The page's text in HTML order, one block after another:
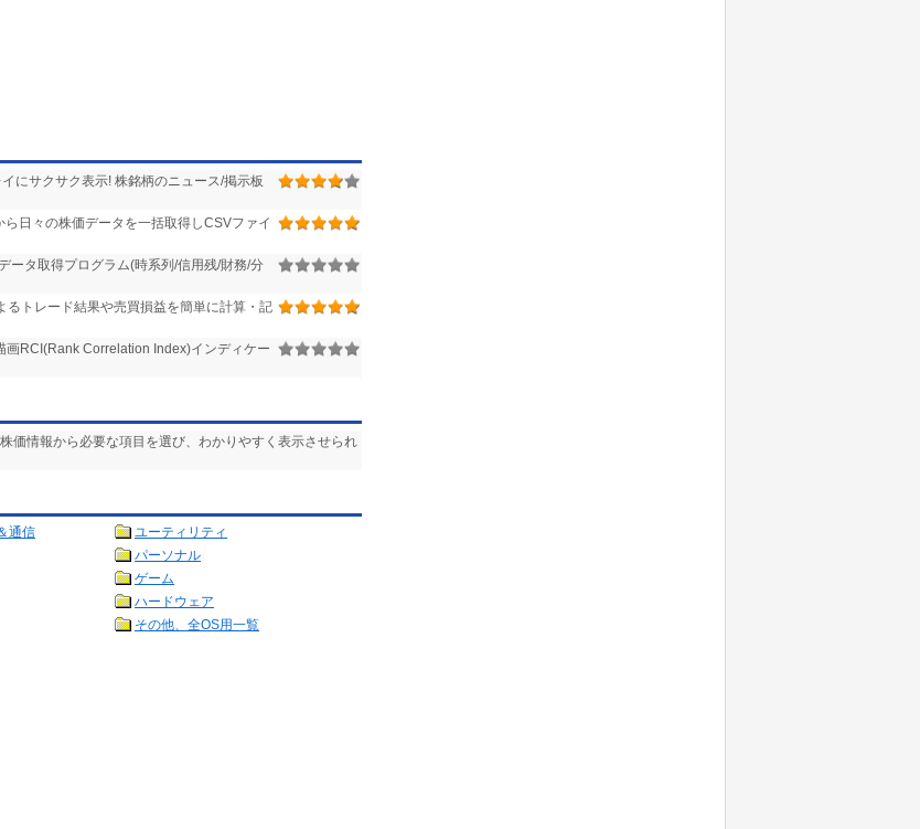
にサクサク表示! 株銘柄のニュース/掲示板
日々の株価データを一括取得しCSVファイ
ータ取得プログラム(時系列/信用残/財務/分
るトレード結果や売買損益を簡単に計算・記
画RCI(Rank Correlation Index)インディケー
価情報から必要な項目を選び、わかりやすく表示させられ
通信
ユーティリティ
パーソナル
ゲーム
ハードウェア
その他、全OS用一覧